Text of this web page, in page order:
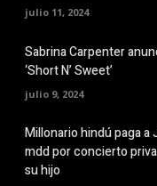
julio 11, 2024
Sabrina Carpenter
‘Short N’ Sweet’
julio 9, 2024
Millonario hindú paga a
mdd por concierto
su hijo